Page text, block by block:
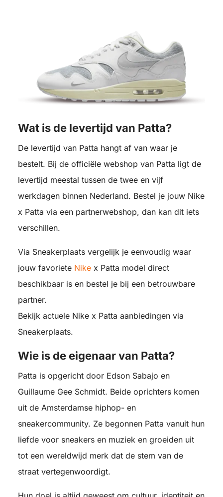
Wat is de levertijd van Patta?
De levertijd van Patta hangt af van waar je
bestelt. Bij de officiële webshop van Patta ligt de
levertijd meestal tussen de twee en vijf
werkdagen binnen Nederland. Bestel je jouw Nike
x Patta via een partnerwebshop, dan kan dit iets
verschillen.
Via Sneakerplaats vergelijk je eenvoudig waar
jouw favoriete Nike x Patta model direct
beschikbaar is en bestel je bij een betrouwbare
partner.
Bekijk actuele Nike x Patta aanbiedingen via
Sneakerplaats.
Wie is de eigenaar van Patta?
Patta is opgericht door Edson Sabajo en
Guillaume Gee Schmidt. Beide oprichters komen
uit de Amsterdamse hiphop- en
sneakercommunity. Ze begonnen Patta vanuit hun
liefde voor sneakers en muziek en groeiden uit
tot een wereldwijd merk dat de stem van de
straat vertegenwoordigt.